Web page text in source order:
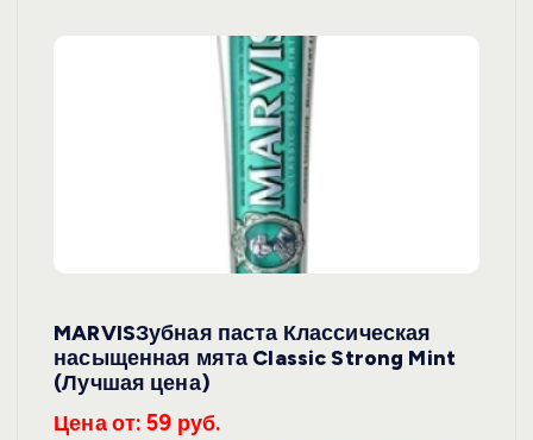
MARVISЗубная паста Классическая
насыщенная мята Classic Strong Mint
(Лучшая цена)
Цена от: 59 руб.